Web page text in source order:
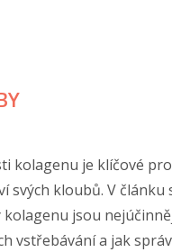
kolagenu je klíčové
svých kloubů. V článku
jsou
vstřebávání a jak